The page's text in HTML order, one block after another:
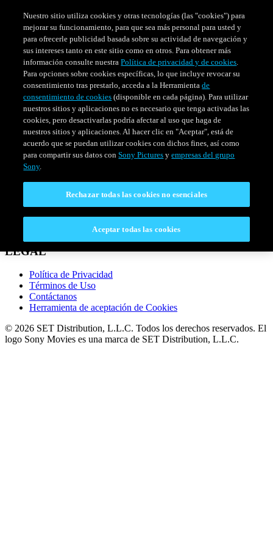
PELÍCULASSERIESHORARIO
Venezuela
CONECTAR
Contáctanos
Preguntas Frecuentes
LEGAL
Política de Privacidad
Términos de Uso
Contáctanos
Herramienta de aceptación de Cookies
© 2026 SET Distribution, L.L.C. Todos los derechos reservados. El
logo Sony Movies es una marca de SET Distribution, L.L.C.
Nuestro sitio utiliza cookies y otras tecnologías (las "cookies") para
mejorar su funcionamiento, para que sea más personal para usted y
para ofrecerle publicidad basada sobre su actividad de navegación y
sus intereses tanto en este sitio como en otros. Para obtener más
información consulte nuestraPolítica de privacidad y de cookies.
Para opciones sobre cookies específicas, lo que incluye revocar su
consentimiento tras prestarlo, acceda a la Herramientade
consentimiento de cookies (disponible en cada página). Para utilizar
nuestros sitios y aplicaciones no es necesario que tenga activadas las
cookies, pero desactivarlas podría afectar al uso que haga de
nuestros sitios y aplicaciones. Al hacer clic en "Aceptar", está de
acuerdo que se puedan utilizar cookies con dichos fines, así como
para compartir sus datos conSony Pictures yempresas del grupo
Sony.
Rechazar todas las cookies no esenciales
Aceptar todas las cookies